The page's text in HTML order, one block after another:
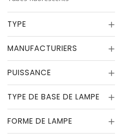
TYPE
MANUFACTURIERS
PUISSANCE
TYPE DE BASE DE LAMPE
FORME DE LAMPE